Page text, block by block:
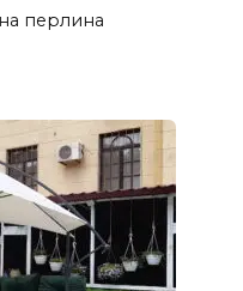
перлина